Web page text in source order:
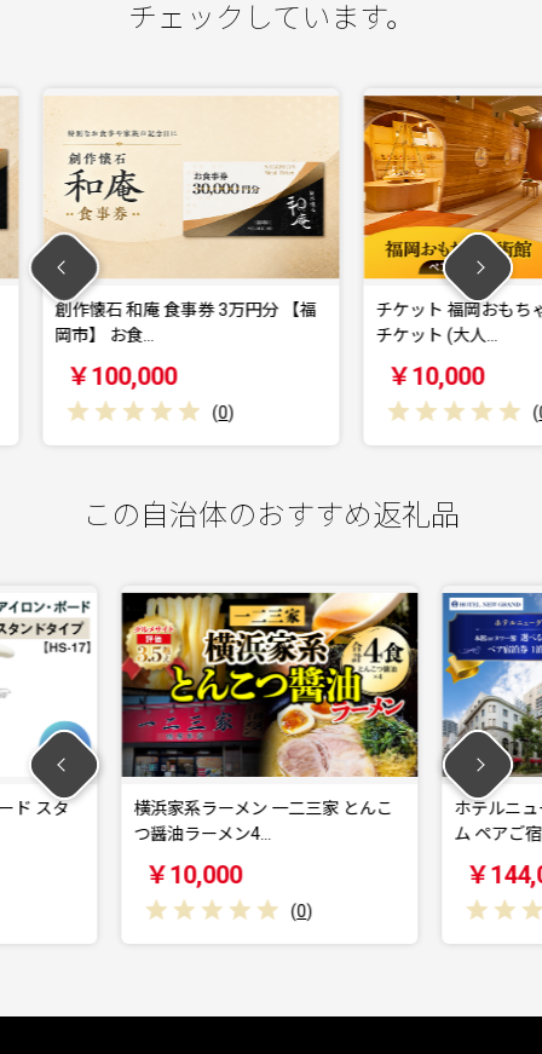
チェックしています。
万円分 【福
チケット 福岡おもちゃ美術館 ペア
￥10,000
青森カ
券
この自治体のおすすめ返礼品
一二三家 とんこ
ホテルニューグランド ツインルー
ム ペアご宿泊券 …
￥144,000